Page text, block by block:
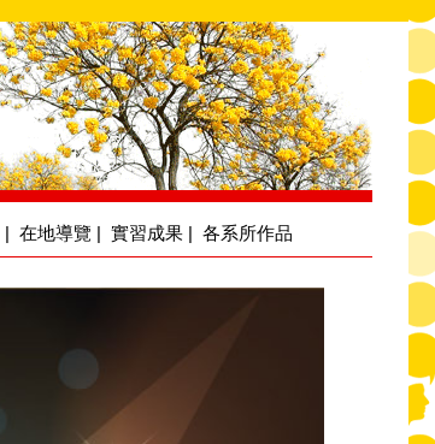
| 在地導覽 | 實習成果 | 各系所作品